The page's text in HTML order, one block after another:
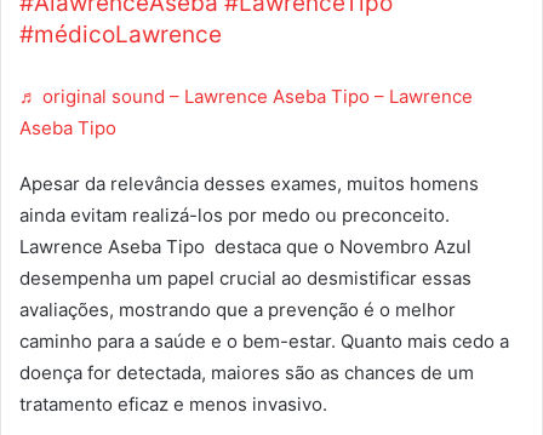
#médicoLawrence
♬ original sound – Lawrence Aseba Tipo – Lawrence
Aseba Tipo
Apesar da relevância desses exames, muitos homens
ainda evitam realizá-los por medo ou preconceito.
Lawrence Aseba Tipo destaca que o Novembro Azul
desempenha um papel crucial ao desmistificar essas
avaliações, mostrando que a prevenção é o melhor
caminho para a saúde e o bem-estar. Quanto mais cedo a
doença for detectada, maiores são as chances de um
tratamento eficaz e menos invasivo.